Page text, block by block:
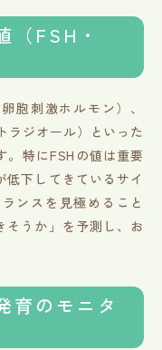
（FSH・
胞刺激ホルモン）、
ラジオール）といった
。特にFSHの値は重要
下してきているサイ
ンスを見極めること
そうか」を予測し、お
育のモニタ